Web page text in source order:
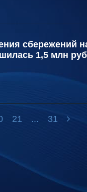
сбережений
1,5 млн
21 ... 31